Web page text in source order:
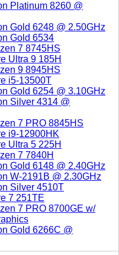
Platinum 8260 @
Gold 6248 @ 2.50GHz
Gold 6534
7 8745HS
Ultra 9 185H
9 8945HS
i5-13500T
Gold 6254 @ 3.10GHz
Silver 4314 @
7 PRO 8845HS
i9-12900HK
Ultra 5 225H
7 7840H
Gold 6148 @ 2.40GHz
W-2191B @ 2.30GHz
Silver 4510T
7 251TE
7 PRO 8700GE w/
Gold 6266C @